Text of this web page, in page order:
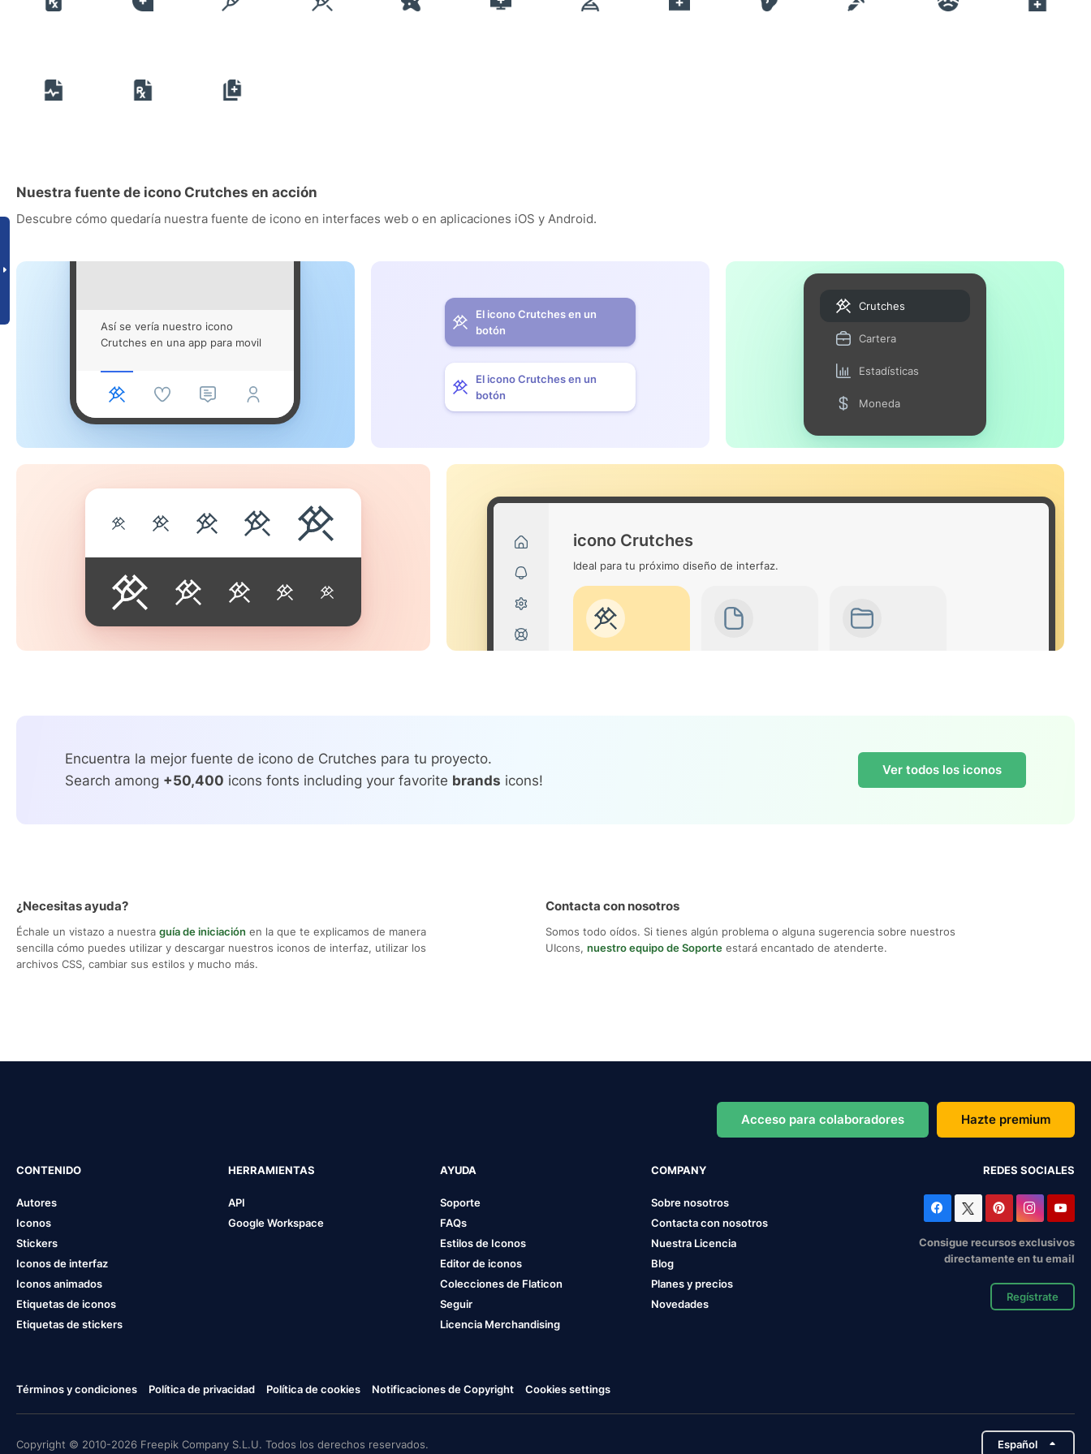
Nuestra fuente de icono Crutches en acción
Descubre cómo quedaría nuestra fuente de icono en interfaces web o en aplicaciones iOS y Android.
Así se vería nuestro icono
Crutches en una app para movil
El icono Crutches en un
botón
El icono Crutches en un
botón
Crutches
Cartera
Estadísticas
Moneda
icono Crutches
Ideal para tu próximo diseño de interfaz.
Encuentra la mejor fuente de icono de Crutches para tu proyecto.
Search among +50,400 icons fonts including your favorite brands icons!
Ver todos los iconos
¿Necesitas ayuda?
Échale un vistazo a nuestra guía de iniciación en la que te explicamos de manera
sencilla cómo puedes utilizar y descargar nuestros iconos de interfaz, utilizar los
archivos CSS, cambiar sus estilos y mucho más.
Contacta con nosotros
Somos todo oídos. Si tienes algún problema o alguna sugerencia sobre nuestros
UIcons, nuestro equipo de Soporte estará encantado de atenderte.
Acceso para colaboradores Hazte premium
CONTENIDO
Autores
Iconos
Stickers
Iconos de interfaz
Iconos animados
Etiquetas de iconos
Etiquetas de stickers
HERRAMIENTAS
API
Google Workspace
AYUDA
Soporte
FAQs
Estilos de Iconos
Editor de iconos
Colecciones de Flaticon
Seguir
Licencia Merchandising
COMPANY
Sobre nosotros
Contacta con nosotros
Nuestra Licencia
Blog
Planes y precios
Novedades
REDES SOCIALES
Consigue recursos exclusivos
directamente en tu email
Regístrate
Términos y condiciones Política de privacidad Política de cookies Notificaciones de Copyright Cookies settings
Copyright © 2010-2026 Freepik Company S.L.U. Todos los derechos reservados. Español